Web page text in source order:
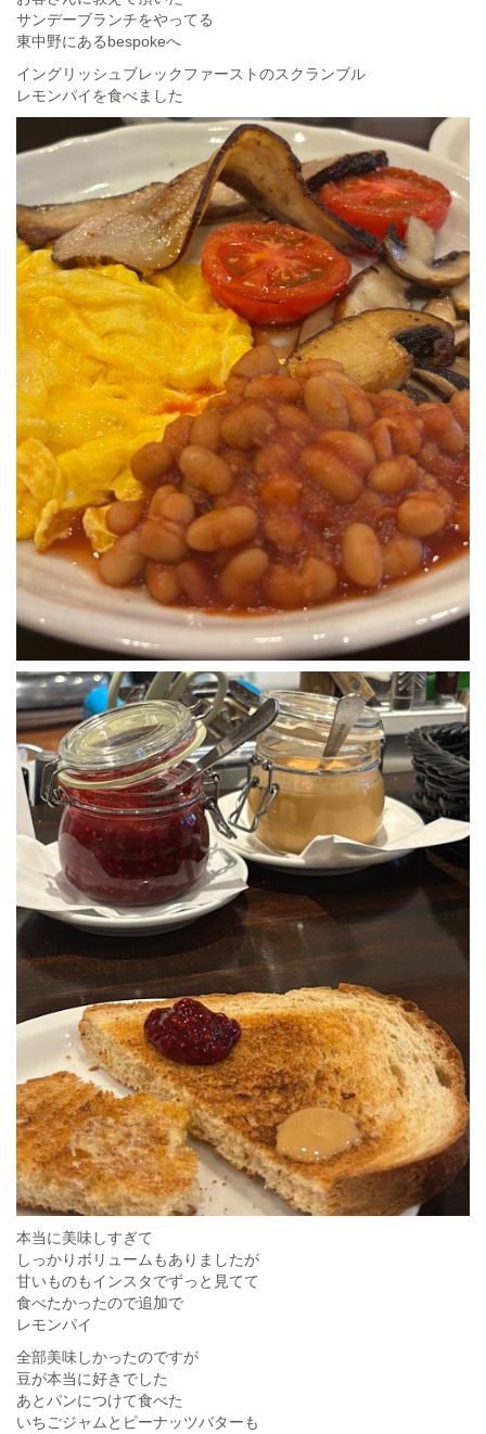
サンデーブランチをやってる
東中野にあるbespokeへ
イングリッシュブレックファーストのスクランブル
レモンパイを食べました
本当に美味しすぎて
しっかりボリュームもありましたが
甘いものもインスタでずっと見てて
食べたかったので追加で
レモンパイ
全部美味しかったのですが
豆が本当に好きでした
あとパンにつけて食べた
いちごジャムとピーナッツバターも